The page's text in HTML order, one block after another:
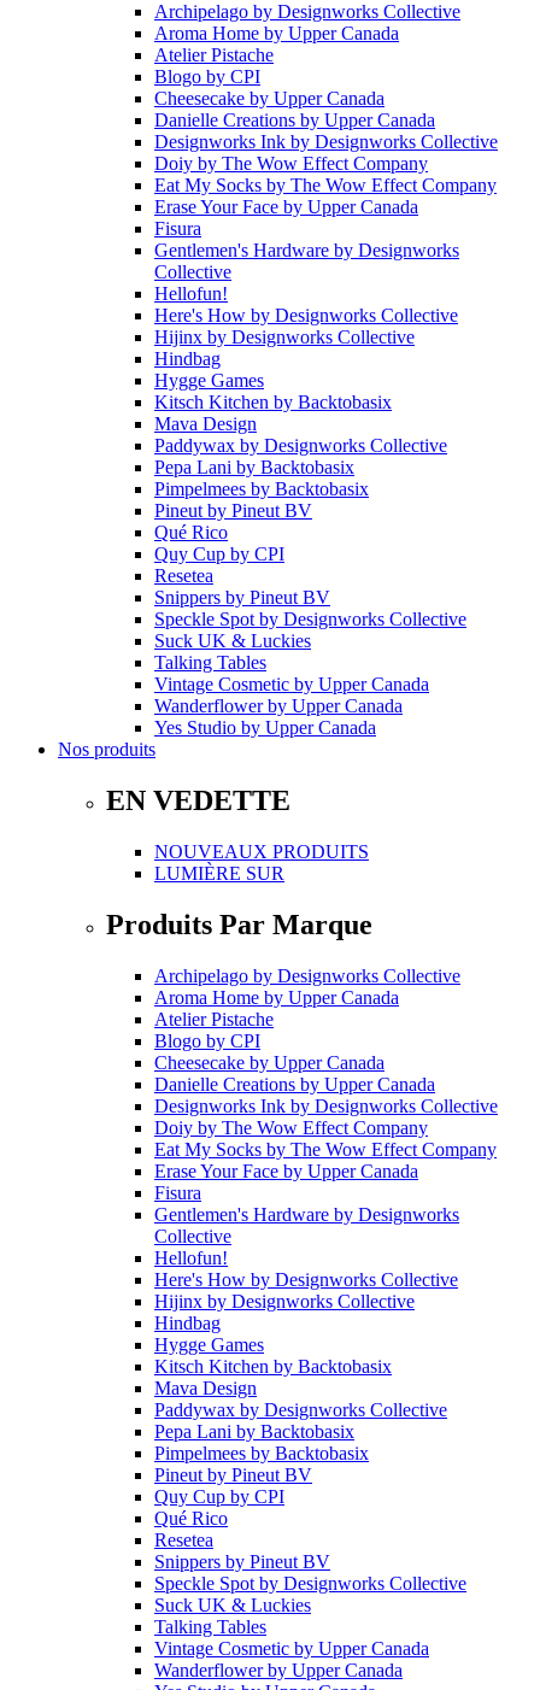
Archipelago by Designworks Collective
Aroma Home by Upper Canada
Atelier Pistache
Blogo by CPI
Cheesecake by Upper Canada
Danielle Creations by Upper Canada
Designworks Ink by Designworks Collective
Doiy by The Wow Effect Company
Eat My Socks by The Wow Effect Company
Erase Your Face by Upper Canada
Fisura
Gentlemen's Hardware by Designworks
Collective
Hellofun!
Here's How by Designworks Collective
Hijinx by Designworks Collective
Hindbag
Hygge Games
Kitsch Kitchen by Backtobasix
Mava Design
Paddywax by Designworks Collective
Pepa Lani by Backtobasix
Pimpelmees by Backtobasix
Pineut by Pineut BV
Qué Rico
Quy Cup by CPI
Resetea
Snippers by Pineut BV
Speckle Spot by Designworks Collective
Suck UK & Luckies
Talking Tables
Vintage Cosmetic by Upper Canada
Wanderflowerby Upper Canada
Yes Studio by Upper Canada
Nos produits
EN VEDETTE
NOUVEAUX PRODUITS
LUMIÈRE SUR
Produits Par Marque
Archipelago by Designworks Collective
Aroma Home by Upper Canada
Atelier Pistache
Blogo by CPI
Cheesecake by Upper Canada
Danielle Creations by Upper Canada
Designworks Ink by Designworks Collective
Doiy by The Wow Effect Company
Eat My Socks by The Wow Effect Company
Erase Your Face by Upper Canada
Fisura
Gentlemen's Hardware by Designworks
Collective
Hellofun!
Here's How by Designworks Collective
Hijinx by Designworks Collective
Hindbag
Hygge Games
Kitsch Kitchen by Backtobasix
Mava Design
Paddywax by Designworks Collective
Pepa Lani by Backtobasix
Pimpelmees by Backtobasix
Pineut by Pineut BV
Quy Cup by CPI
Qué Rico
Resetea
Snippers by Pineut BV
Speckle Spot by Designworks Collective
Suck UK & Luckies
Talking Tables
Vintage Cosmetic by Upper Canada
Wanderflowerby Upper Canada